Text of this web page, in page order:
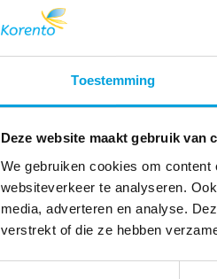
Toestemming
Deze website maakt gebruik van
We gebruiken cookies om
websiteverkeer te analyseren.
media, adverteren en analyse.
verstrekt of die ze hebben